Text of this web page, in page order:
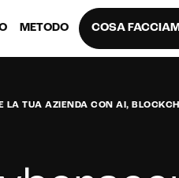
METODO COSA
LA TUA AZIENDA CON AI,